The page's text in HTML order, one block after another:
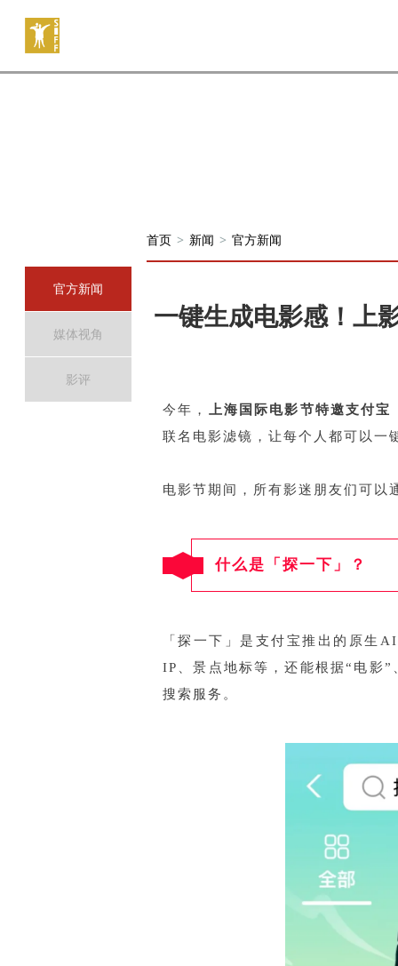
官方新闻
媒体视角
影评
首页 > 新闻 > 官方新闻
一键生成电影感！上
今年，
上海国际电影节特邀支付宝
联名电影滤镜，让每个人都可以一
电影节期间，所有影迷朋友们可以
什么是「探一下」？
「探一下」是支付宝推出的原生
IP、景点地标等，还能根据“电影
搜索服务。